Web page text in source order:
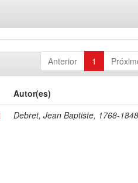
Anterior 1
Autor(es)
Debret, Jean Baptiste, 1768-1848